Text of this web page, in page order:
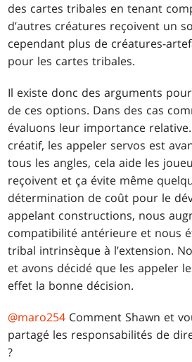
des cartes tribales en tenant
d’autres créatures reçoivent un
cependant plus de créatures-
pour les cartes tribales.
Il existe donc des arguments
de ces options. Dans des cas
évaluons leur importance
créatif, les appeler servos est
tous les angles, cela aide les
reçoivent et ça évite même
détermination de coût pour le
appelant constructions, nous
compatibilité antérieure et nous
tribal intrinsèque à l’extension.
et avons décidé que les appeler
effet la bonne décision.
@maro254 Comment Shawn et
partagé les responsabilités de
?